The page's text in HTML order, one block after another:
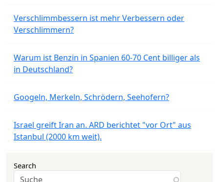
Verschlimmbessern ist mehr Verbessern oder
Verschlimmern?
Warum ist Benzin in Spanien 60-70 Cent billiger als
in Deutschland?
Googeln, Merkeln, Schrödern, Seehofern?
Israel greift Iran an. ARD berichtet "vor Ort" aus
Istanbul (2000 km weit).
Search